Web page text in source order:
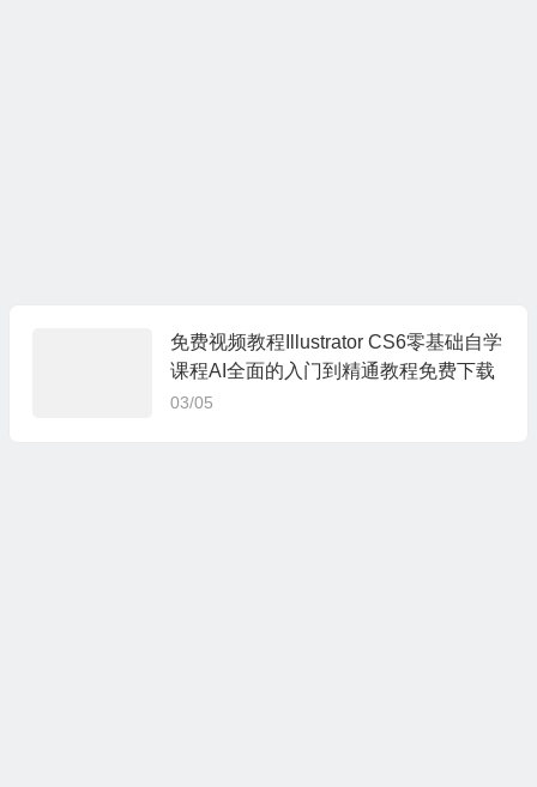
免费视频教程Illustrator CS6零基础自学
课程AI全面的入门到精通教程免费下载
03/05